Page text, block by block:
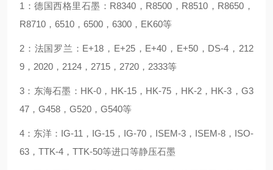
1：德国西格里石墨：R8340，R8500，R8510，R8650，
R8710，6510，6500，6300，EK60等
2：法国罗兰：E+18，E+25，E+40，E+50，DS-4，212
9，2020，2124，2715，2720，2333等
3：东海石墨：HK-0，HK-15，HK-75，HK-2，HK-3，G3
47，G458，G520，G540等
4：东洋：IG-11，IG-15，IG-70，ISEM-3，ISEM-8，ISO-
63，TTK-4，TTK-50等进口等静压石墨